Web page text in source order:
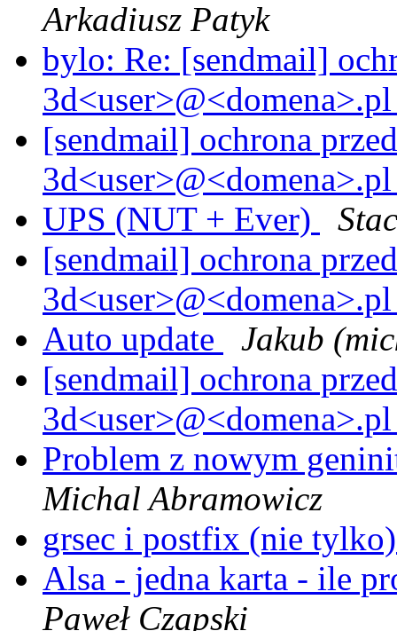
Arkadiusz Patyk
bylo: Re: [sendmail]
[sendmail] ochrona
UPS (NUT + Ever)
[sendmail] ochrona
Auto update
Jakub
[sendmail] ochrona
Problem z nowym
Michal Abramowicz
grsec i postfix (nie
Alsa - jedna karta - ile
Paweł Czapski